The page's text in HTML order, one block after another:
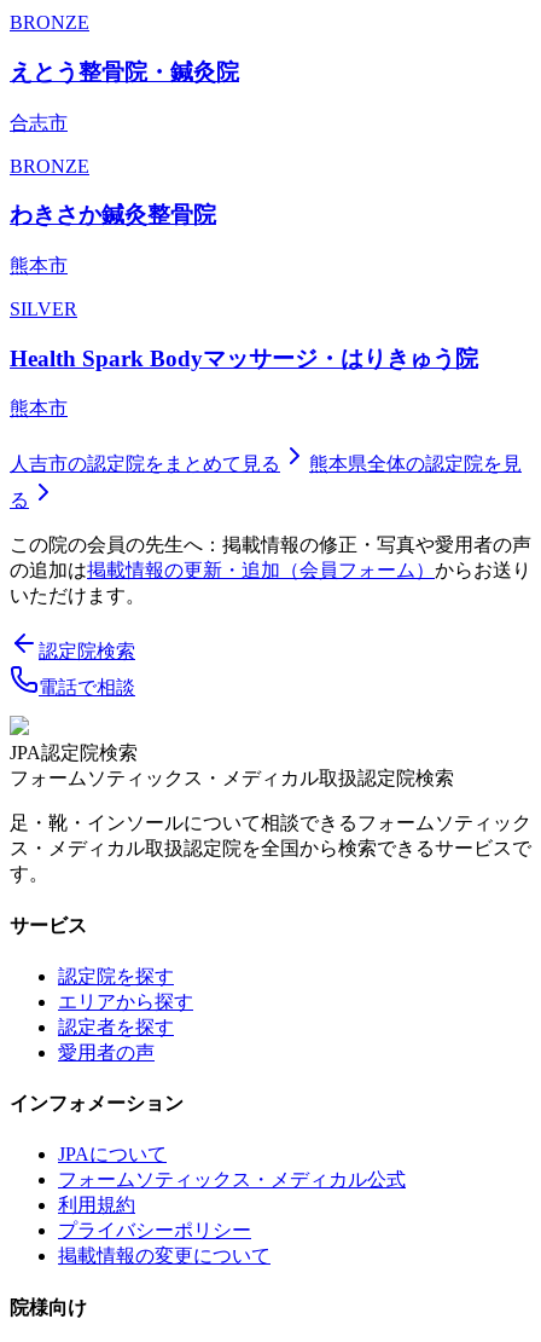
BRONZE
えとう整骨院・鍼灸院
合志市
BRONZE
わきさか鍼灸整骨院
熊本市
SILVER
Health Spark Bodyマッサージ・はりきゅう院
熊本市
人吉市の認定院をまとめて見る 熊本県全体の認定院を見
る
この院の会員の先生へ：掲載情報の修正・写真や愛用者の声
の追加は掲載情報の更新・追加（会員フォーム） からお送り
いただけます。
認定院検索
電話で相談
JPA認定院検索
フォームソティックス・メディカル取扱認定院検索
足・靴・インソールについて相談できるフォームソティック
ス・メディカル取扱認定院を全国から検索できるサービスで
す。
サービス
認定院を探す
エリアから探す
認定者を探す
愛用者の声
インフォメーション
JPAについて
フォームソティックス・メディカル公式
利用規約
プライバシーポリシー
掲載情報の変更について
院様向け